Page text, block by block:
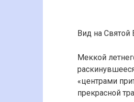
Вид на Святой
Меккой
«центрами
прекрасной